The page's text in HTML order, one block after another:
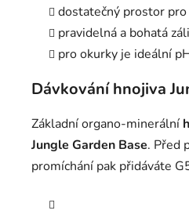
dostatečný prostor
pravidelná a bohatá
pro okurky je ideální
Dávkování hnojiva
Základní organo-minerální
Jungle Garden Base. Před
promíchání pak přidáváte